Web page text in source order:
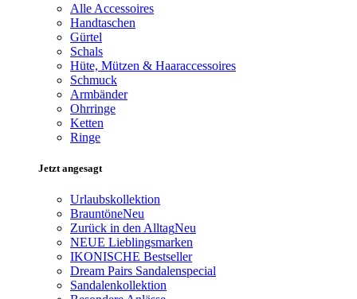
Alle Accessoires
Handtaschen
Gürtel
Schals
Hüte, Mützen & Haaraccessoires
Schmuck
Armbänder
Ohrringe
Ketten
Ringe
Jetzt angesagt
Urlaubskollektion
BrauntöneNeu
Zurück in den AlltagNeu
NEUE Lieblingsmarken
IKONISCHE Bestseller
Dream Pairs Sandalenspecial
Sandalenkollektion